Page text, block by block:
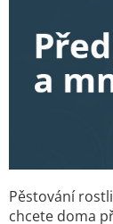
Pěstování
chcete doma